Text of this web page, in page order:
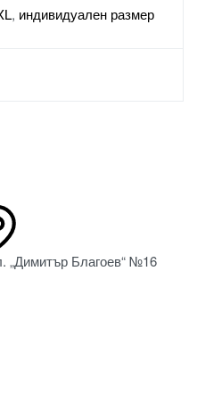
, индивидуален размер
„Димитър Благоев“ №16